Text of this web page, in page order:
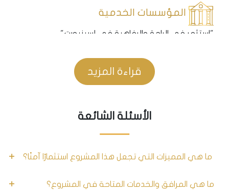
المؤسسات الخدمية
"استثمر في الراحة والرفاهية في إسينيورت"
لا يقتصر تميز هذا المشروع على موقعه الاستراتيجي
وسهولة الوصول إليه فحسب، بل يمتد ليشمل مجموعة
أكبر المولات في المنطقة، مثل مول توريوم 1.1 كيلو متر،
قراءة المزيد
الأسئلة الشائعة
ما هي المميزات التي تجعل هذا المشروع استثمارًا آمنًا؟
ما هي المرافق والخدمات المتاحة في المشروع؟